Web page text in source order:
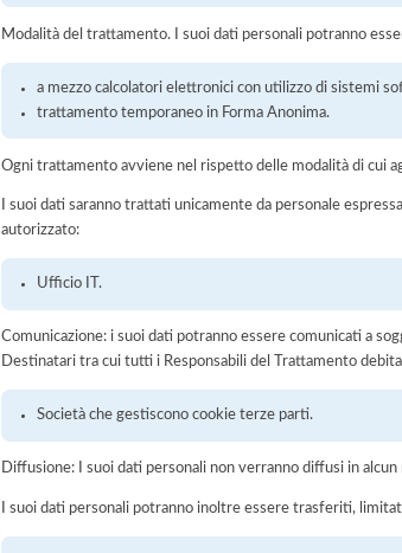
Modalità del trattamento. I suoi dati personali potranno
a mezzo calcolatori elettronici con utilizzo di sistemi
trattamento temporaneo in Forma Anonima.
Ogni trattamento avviene nel rispetto delle modalità di cui
I suoi dati saranno trattati unicamente da personale
autorizzato:
Ufficio IT.
Comunicazione: i suoi dati potranno essere comunicati a
Destinatari tra cui tutti i Responsabili del Trattamento
Società che gestiscono cookie terze parti.
Diffusione: I suoi dati personali non verranno diffusi in alcun
I suoi dati personali potranno inoltre essere trasferiti,